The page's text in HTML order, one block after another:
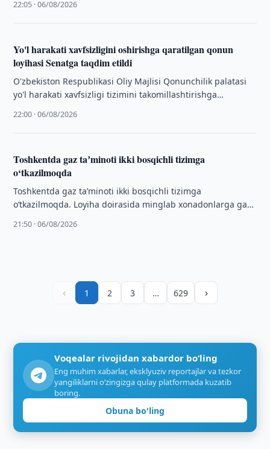
22:05 · 06/08/2026
Yo'l harakati xavfsizligini oshirishga qaratilgan qonun
loyihasi Senatga taqdim etildi
O'zbekiston Respublikasi Oliy Majlisi Qonunchilik palatasi
yo'l harakati xavfsizligi tizimini takomillashtirishga
va uni …
22:00 · 06/08/2026
Toshkentda gaz taʼminoti ikki bosqichli tizimga
o‘tkazilmoqda
Toshkentda gaz taʼminoti ikki bosqichli tizimga
o‘tkazilmoqda. Loyiha doirasida minglab xonadonlarga gaz
21:50 · 06/08/2026
‹ 1 2 3 … 629 ›
Voqealar rivojidan xabardor bo‘ling
Eng muhim xabarlar, eksklyuziv reportajlar va tezkor
yangiliklarni o‘zingizga qulay platformada kuzatib
boring.
Obuna bo'ling